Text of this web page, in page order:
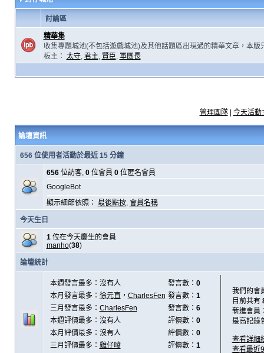
討論區
精華集
收集專題城池(不包括遊戲城池)及其他話題區出現過的精華文章，本版
板主： 太守, 君主, 賢臣, 軍團長
管理團隊| 今天活動
論壇資訊
656 位使用者活動於最近 15 分鐘
656位訪客, 0位會員 0位匿名會員
GoogleBot
顯示細節依照： 最後點按, 會員名稱
今天生日
1位在今天慶生的會員
manho(38)
論壇統計
本週發言最多：沒有人 發言數： 0
本月發言最多： 徐元直 ， CharlesFen 發言數： 1
三月發言最多： CharlesFen 發言數： 6
本週評價最多：沒有人
評價數： 0
本月評價最多：沒有人
評價數： 0
三月評價最多： 雞仔嘜 評價數： 1
我們的會
目前共有
新進會員
最高記錄
查看詳細
查看最近